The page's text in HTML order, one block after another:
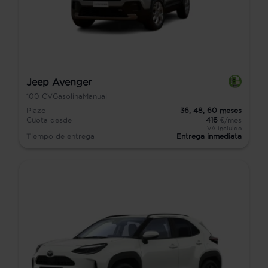
Jeep Avenger
100 CVGasolina Manual
Plazo
36, 48, 60 meses
Cuota desde
416 €/mes
IVA incluido
Tiempo de entrega Entrega inmediata